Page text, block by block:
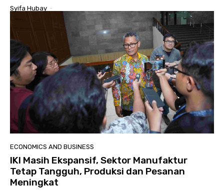
Syifa Hubay -
ECONOMICS AND BUSINESS
IKI Masih Ekspansif, Sektor Manufaktur
Tetap Tangguh, Produksi dan Pesanan
Meningkat